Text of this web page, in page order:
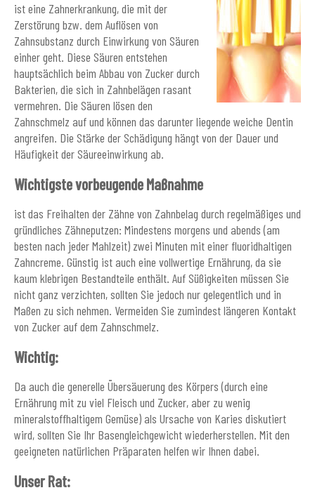
ist eine Zahnerkrankung, die mit der
Zerstörung bzw. dem Auflösen von
Zahnsubstanz durch Einwirkung von Säuren
einher geht. Diese Säuren entstehen
hauptsächlich beim Abbau von Zucker durch
Bakterien, die sich in Zahnbelägen rasant
vermehren. Die Säuren lösen den
Zahnschmelz auf und können das darunter liegende weiche Dentin
angreifen. Die Stärke der Schädigung hängt von der Dauer und
Häufigkeit der Säureeinwirkung ab.
Wichtigste vorbeugende Maßnahme
ist das Freihalten der Zähne von Zahnbelag durch regelmäßiges und
gründliches Zähneputzen: Mindestens morgens und abends (am
besten nach jeder Mahlzeit) zwei Minuten mit einer fluoridhaltigen
Zahncreme. Günstig ist auch eine vollwertige Ernährung, da sie
kaum klebrigen Bestandteile enthält. Auf Süßigkeiten müssen Sie
nicht ganz verzichten, sollten Sie jedoch nur gelegentlich und in
Maßen zu sich nehmen. Vermeiden Sie zumindest längeren Kontakt
von Zucker auf dem Zahnschmelz.
Wichtig:
Da auch die generelle Übersäuerung des Körpers (durch eine
Ernährung mit zu viel Fleisch und Zucker, aber zu wenig
mineralstoffhaltigem Gemüse) als Ursache von Karies diskutiert
wird, sollten Sie Ihr Basengleichgewicht wiederherstellen. Mit den
geeigneten natürlichen Präparaten helfen wir Ihnen dabei.
Unser Rat: